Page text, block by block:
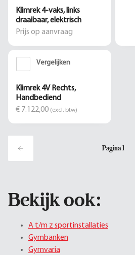
Klimrek 4-vaks, links
draaibaar, elektrisch
Prijs op aanvraag
Vergelijken
Klimrek 4V Rechts,
Handbediend
€ 7.122,00 (excl. btw)
Pagina1
Bekijk ook:
A t/m z sportinstallaties
Gymbanken
Gymvaria